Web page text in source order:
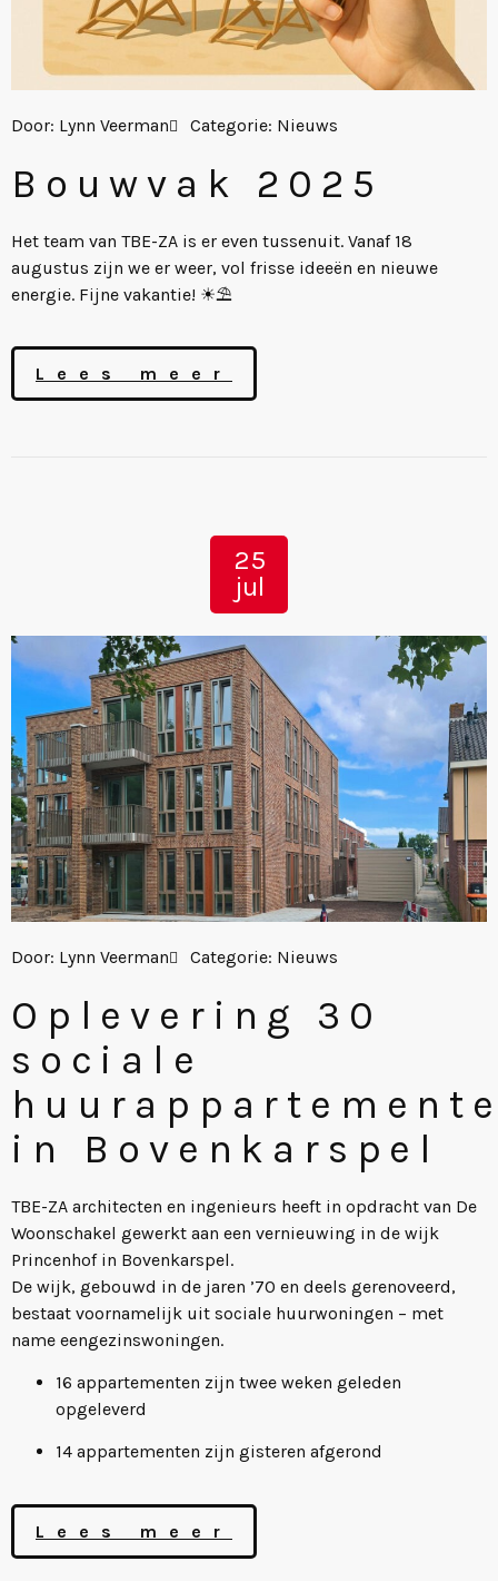
Door: Lynn Veerman Categorie: Nieuws
Bouwvak 2025
Het team van TBE-ZA is er even tussenuit. Vanaf 18
augustus zijn we er weer, vol frisse ideeën en nieuwe
energie. Fijne vakantie! ☀⛱
Lees meer
25
jul
Door: Lynn Veerman Categorie: Nieuws
Oplevering 30
sociale
in Bovenkarspel
TBE-ZA architecten en ingenieurs heeft in opdracht van De
Woonschakel gewerkt aan een vernieuwing in de wijk
Princenhof in Bovenkarspel.
De wijk, gebouwd in de jaren ’70 en deels gerenoveerd,
bestaat voornamelijk uit sociale huurwoningen – met
name eengezinswoningen.
16 appartementen zijn twee weken geleden
opgeleverd
14 appartementen zijn gisteren afgerond
Lees meer